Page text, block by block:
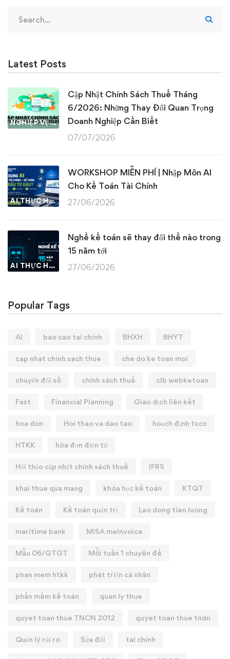
for:
Latest Posts
NGHIỆP VỤ KẾ TOÁN & THUẾ
Cập Nhật Chính Sách Thuế Tháng
6/2026: Những Thay Đổi Quan Trọng
Doanh Nghiệp Cần Biết
07/07/2026
AI THỰC HÀNH
WORKSHOP MIỄN PHÍ | Nhập Môn AI
Cho Kế Toán Tài Chính
27/06/2026
AI THỰC HÀNH
Nghề kế toán sẽ thay đổi thế nào trong
15 năm tới
27/06/2026
Popular Tags
AI bao cao tai chinh BHXH BHYT
cap nhat chinh sach thue che do ke toan moi
chuyển đổi số chính sách thuế clb webketoan
Fast Financial Planning Giao dịch liên kết
hoa don Hoi thao va dao tao hoạch định tccn
HTKK hóa đơn điện tử
Hội thảo cập nhật chính sách thuế IFRS
khai thue qua mang khóa học kế toán KTQT
Kế toán Kế toán quản trị Lao dong tien luong
maritime bank MISA meInvoice
Mẫu 06/GTGT Mỗi tuần 1 chuyên đề
phan mem htkk phát triển cá nhân
phần mềm kế toán quan ly thue
quyet toan thue TNCN 2012 quyet toan thue tndn
Quản lý rủi ro Sửa đổi tai chinh